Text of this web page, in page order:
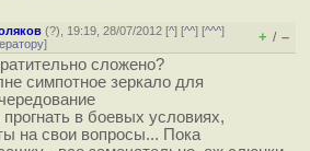
(?), 19:19, 28/07/2012 [^] [^^] [^^^]
] + / –
сложено?
симпотное зеркало для
прогнать в боевых условиях,
на свои вопросы... Пока